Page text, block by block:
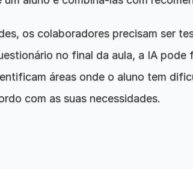
os colaboradores precisam ser
no final da aula, a IA pode
áreas onde o aluno tem
com as suas necessidades.